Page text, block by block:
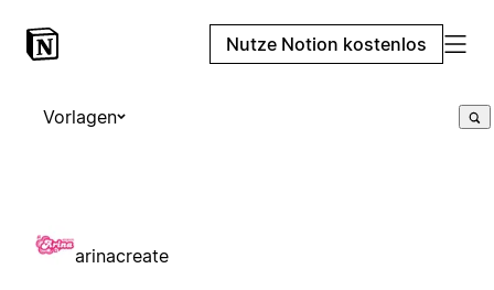
Nutze Notion kostenlos
Vorlagen
arinacreate